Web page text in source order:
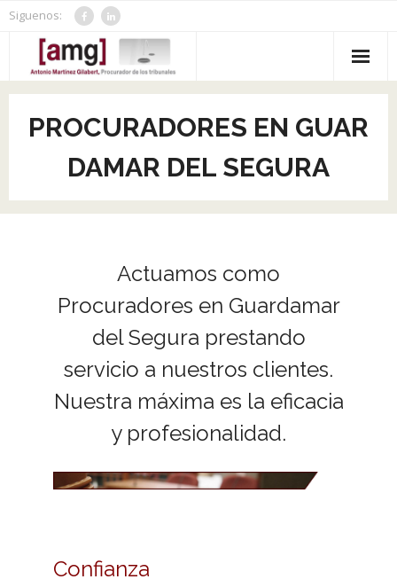
Saltar
contenido
Siguenos:
Inicio
Nosotros
Servicios
- Consulta Jurídica IA Gratuita
- Aranceles / Honorarios
- - Aranceles Honorarios Procurador
- - Honorarios Abogados
- Portal de Poder a Procuradores
- Huissier de Justice
- Lanzamientos y Desahucios en situación de
Vulnerabilidad
- Mediador Civil y Mercantil
Contacto
PROCURADORES EN GUAR
DAMAR DEL SEGURA
Actuamos como
Procuradores en Guardamar
del Segura prestando
servicio a nuestros clientes.
Nuestra máxima es la eficacia
y profesionalidad.
Confianza